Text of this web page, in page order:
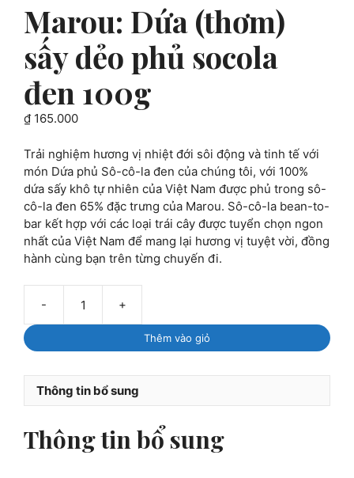
Marou: Dứa (thơm)
sấy dẻo phủ socola
đen 100g
₫165.000
Trải nghiệm hương vị nhiệt đới sôi động và tinh tế với
món Dứa phủ Sô-cô-la đen của chúng tôi, với 100%
dứa sấy khô tự nhiên của Việt Nam được phủ trong sô-
cô-la đen 65% đặc trưng của Marou. Sô-cô-la bean-to-
bar kết hợp với các loại trái cây được tuyển chọn ngon
nhất của Việt Nam để mang lại hương vị tuyệt vời, đồng
hành cùng bạn trên từng chuyến đi.
-
Dứa
(thơm)
đen
100g
+
Thêm vào giỏ
Thông tin bổ sung
Thông tin bổ sung